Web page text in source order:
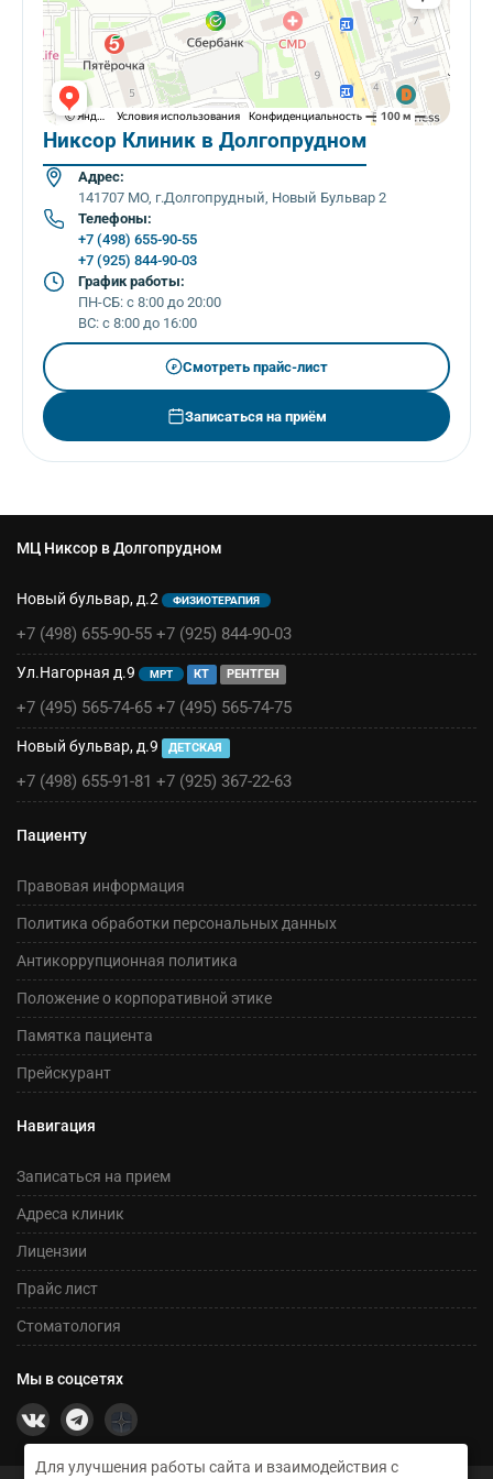
Никсор Клиник в Долгопрудном
Адрес:
141707 МО, г.Долгопрудный, Новый Бульвар 2
Телефоны:
+7 (498) 655-90-55
+7 (925) 844-90-03
График работы:
ПН-СБ: с 8:00 до 20:00
ВС: с 8:00 до 16:00
₽ Смотреть прайс-лист
Записаться на приём
Для улучшения работы сайта и взаимодействия с
МЦ Никсор в Долгопрудном
Новый бульвар, д.2 ФИЗИОТЕРАПИЯ
+7 (498) 655-90-55 +7 (925) 844-90-03
Ул.Нагорная д.9 МРТ КТ РЕНТГЕН
+7 (495) 565-74-65 +7 (495) 565-74-75
Новый бульвар, д.9 ДЕТСКАЯ
+7 (498) 655-91-81 +7 (925) 367-22-63
Пациенту
Правовая информация
Политика обработки персональных данных
Антикоррупционная политика
Положение о корпоративной этике
Памятка пациента
Прейскурант
Навигация
Записаться на прием
Адреса клиник
Лицензии
Прайс лист
Стоматология
Мы в соцсетях